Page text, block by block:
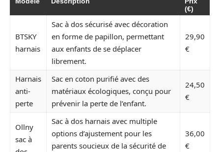
(€)
BTSKY
harnais
Sac à dos sécurisé avec décoration
en forme de papillon, permettant
aux enfants de se déplacer
librement.
29,90
€
Harnais
anti-
perte
Sac en coton purifié avec des
matériaux écologiques, conçu pour
prévenir la perte de l’enfant.
24,50
€
Ollny
sac à
Sac à dos harnais avec multiple
options d’ajustement pour les
parents soucieux de la sécurité de
36,00
€